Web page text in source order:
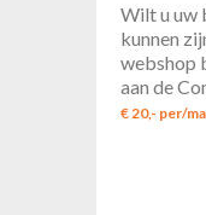
Wilt u uw
kunnen
webshop
aan de
€ 20,- per/